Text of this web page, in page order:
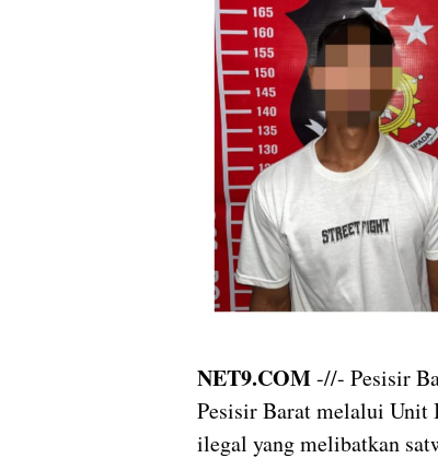
NET9.COM-//- Pesisir
Pesisir Barat melalui Unit
ilegal yang melibatkan